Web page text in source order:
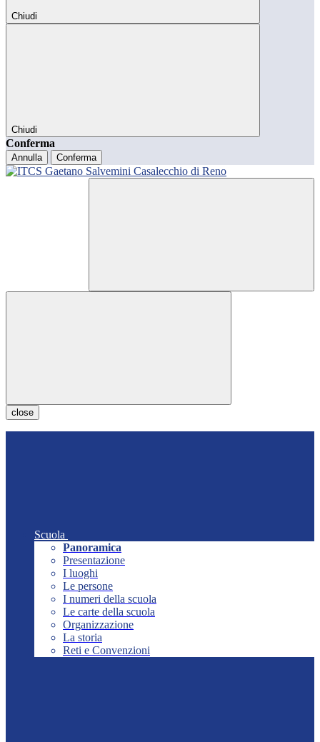
Chiudi
Chiudi
Conferma
Annulla Conferma
close
Scuola
Panoramica
Presentazione
I luoghi
Le persone
I numeri della scuola
Le carte della scuola
Organizzazione
La storia
Reti e Convenzioni